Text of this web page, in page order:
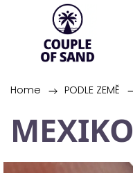
Home / PODLE ZEMĚ /
MEXIKO